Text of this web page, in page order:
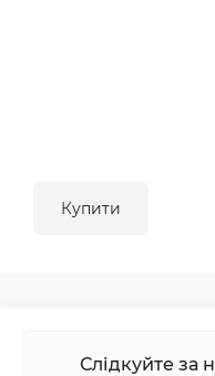
Купити
Слідкуйте за